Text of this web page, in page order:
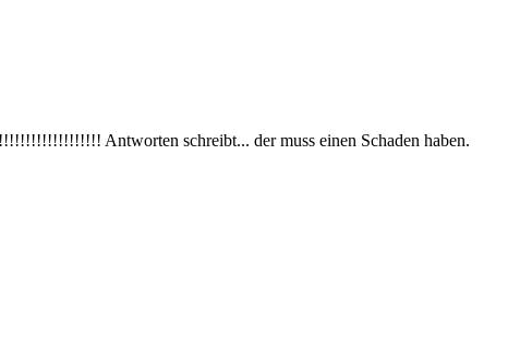
Antworten schreibt... der muss einen Schaden haben.